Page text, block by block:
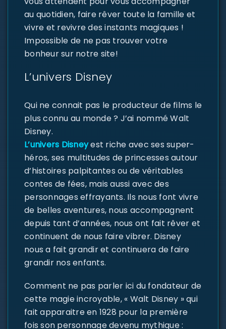
au quotidien, faire rêver toute la famille et
vivre et revivre des instants magiques !
Impossible de ne pas trouver votre
bonheur sur notre site!
L’univers Disney
Qui ne connait pas le producteur de films le
plus connu au monde ? J’ai nommé Walt
Disney.
L’univers Disneyest riche avec ses super-
héros, ses multitudes de princesses autour
d’histoires palpitantes ou de véritables
contes de fées, mais aussi avec des
personnages effrayants. Ils nous font vivre
de belles aventures, nous accompagnent
depuis tant d’années, nous ont fait rêver et
continuent de nous faire vibrer. Disney
nous a fait grandir et continuera de faire
grandir nos enfants.
Comment ne pas parler ici du fondateur de
cette magie incroyable, « Walt Disney » qui
fait apparaitre en 1928 pour la première
fois son personnage devenu mythique :